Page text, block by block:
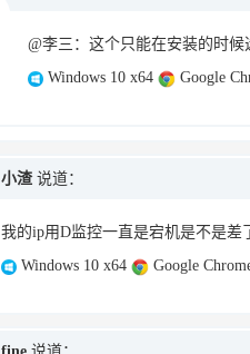
@李三：这个只能在安装的时候
Windows 10 x64
Google
小渣说道：
我的ip用D监控一直是宕机是不是差
Windows 10 x64
Google